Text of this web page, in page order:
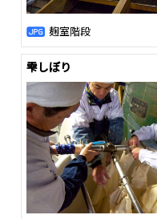
麹室階段
雫しぼり